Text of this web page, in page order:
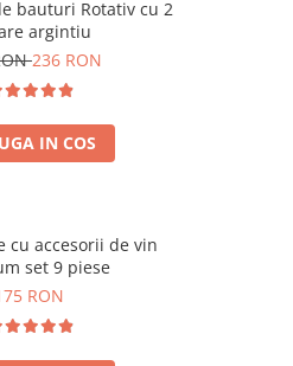
bauturi Rotativ cu 2
argintiu
236 RON
IN COS
cu accesorii de vin
set 9 piese
RON